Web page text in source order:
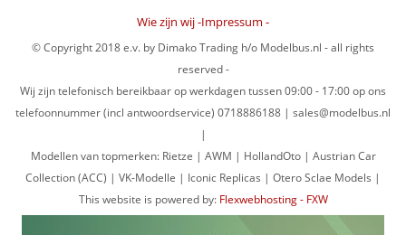
Wie zijn wij -Impressum -
© Copyright 2018 e.v. by Dimako Trading h/o Modelbus.nl - all rights
reserved -
Wij zijn telefonisch bereikbaar op werkdagen tussen 09:00 - 17:00 op ons
telefoonnummer (incl antwoordservice) 0718886188 | sales@modelbus.nl
|
Modellen van topmerken: Rietze | AWM | HollandOto | Austrian Car
Collection (ACC) | VK-Modelle | Iconic Replicas | Otero Sclae Models |
This website is powered by: Flexwebhosting - FXW